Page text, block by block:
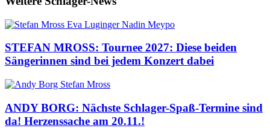
STEFAN MROSS: Tournee 2027: Diese beiden
Sängerinnen sind bei jedem Konzert dabei
ANDY BORG: Nächste Schlager-Spaß-Termine sind
da! Herzenssache am 20.11.!